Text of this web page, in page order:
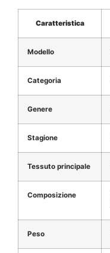
Caratteristica
Modello
Categoria
Genere
Stagione
Tessuto principale
Composizione
Peso